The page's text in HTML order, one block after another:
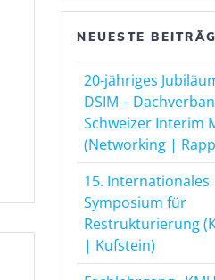
NEUESTE
20-jähriges
DSIM –
Schweizer Interim
(Networking |
15. Internationales
Symposium für
Restrukturierung
| Kufstein)